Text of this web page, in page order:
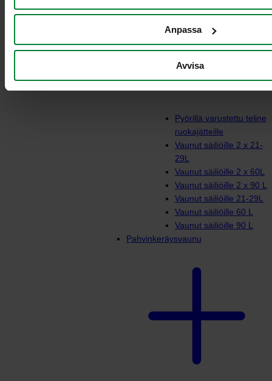
Anpassa
Avvisa
Pyörillä varustettu teline
ruokajätteille
Vaunut säiliöille 2 x 21-
29L
Vaunut säiliöille 2 x 60L
Vaunut säiliöille 2 x 90 L
Vaunut säiliöille 21-29L
Vaunut säiliöille 60 L
Vaunut säiliöille 90 L
Pahvinkeräysvaunu